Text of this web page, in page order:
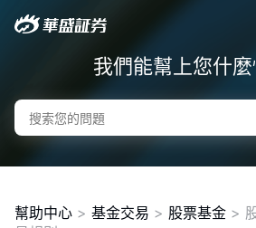
我們能幫上您什麼
幫助中心 > 基金交易 > 股票基金 >